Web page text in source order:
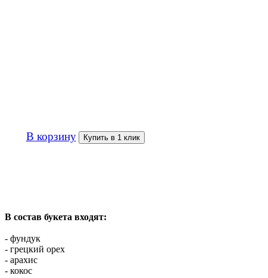
В корзину Купить в 1 клик
В состав букета входят:
- фундук
- грецкий орех
- арахис
- кокос